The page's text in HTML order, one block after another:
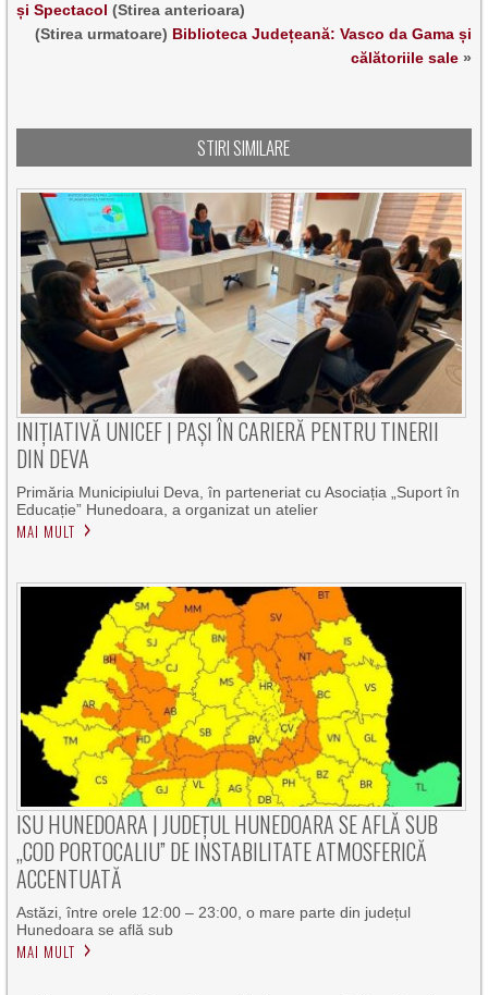
și Spectacol (Stirea anterioara)
(Stirea urmatoare) Biblioteca Județeană: Vasco da Gama și
călătoriile sale»
STIRI SIMILARE
INIȚIATIVĂ UNICEF | PAȘI ÎN CARIERĂ PENTRU TINERII
DIN DEVA
Primăria Municipiului Deva, în parteneriat cu Asociația „Suport în
Educație” Hunedoara, a organizat un atelier
MAI MULT
ISU HUNEDOARA | JUDEȚUL HUNEDOARA SE AFLĂ SUB
„COD PORTOCALIU” DE INSTABILITATE ATMOSFERICĂ
ACCENTUATĂ
Astăzi, între orele 12:00 – 23:00, o mare parte din județul
Hunedoara se află sub
MAI MULT